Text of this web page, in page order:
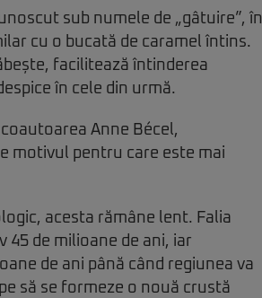
sub numele de „gâtuire”, în
cu o bucată de caramel întins.
facilitează întinderea
în cele din urmă.
Anne Bécel,
motivul pentru care este mai
acesta rămâne lent. Falia
45 de milioane de ani, iar
de ani până când regiunea va
să se formeze o nouă crustă